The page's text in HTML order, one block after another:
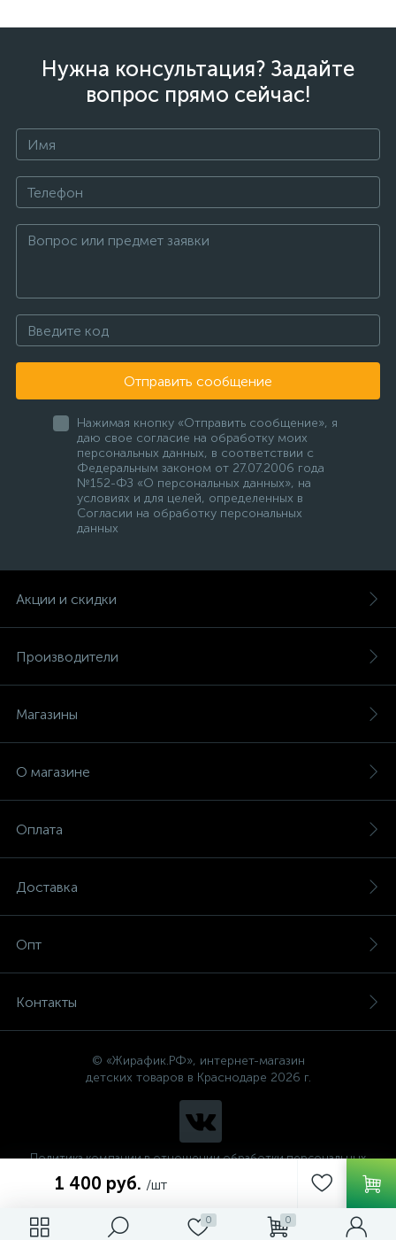
0 0
1 400 руб. /шт
Нужна консультация? Задайте
вопрос прямо сейчас!
Отправить сообщение
Нажимая кнопку «Отправить сообщение», я
даю свое согласие на обработку моих
персональных данных, в соответствии с
Федеральным законом от 27.07.2006 года
№152-ФЗ «О персональных данных», на
условиях и для целей, определенных в
Согласии на обработку персональных
данных
Акции и скидки
Производители
Магазины
О магазине
Оплата
Доставка
Опт
Контакты
© «Жирафик.РФ», интернет-магазин
детских товаров в Краснодаре 2026 г.
Политика компании в отношении обработки персональных